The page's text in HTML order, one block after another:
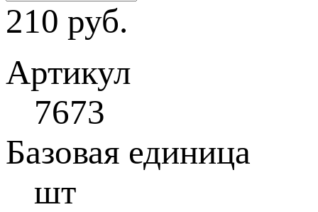
210 руб.
Артикул
7673
Базовая единица
шт